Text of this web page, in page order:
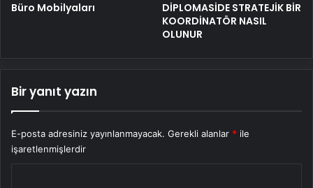
Büro Mobilyaları
DİPLOMASİDE STRATEJİK BİR
KOORDİNATÖR NASIL
OLUNUR
Bir yanıt yazın
E-posta adresiniz yayınlanmayacak. Gerekli alanlar * ile
işaretlenmişlerdir